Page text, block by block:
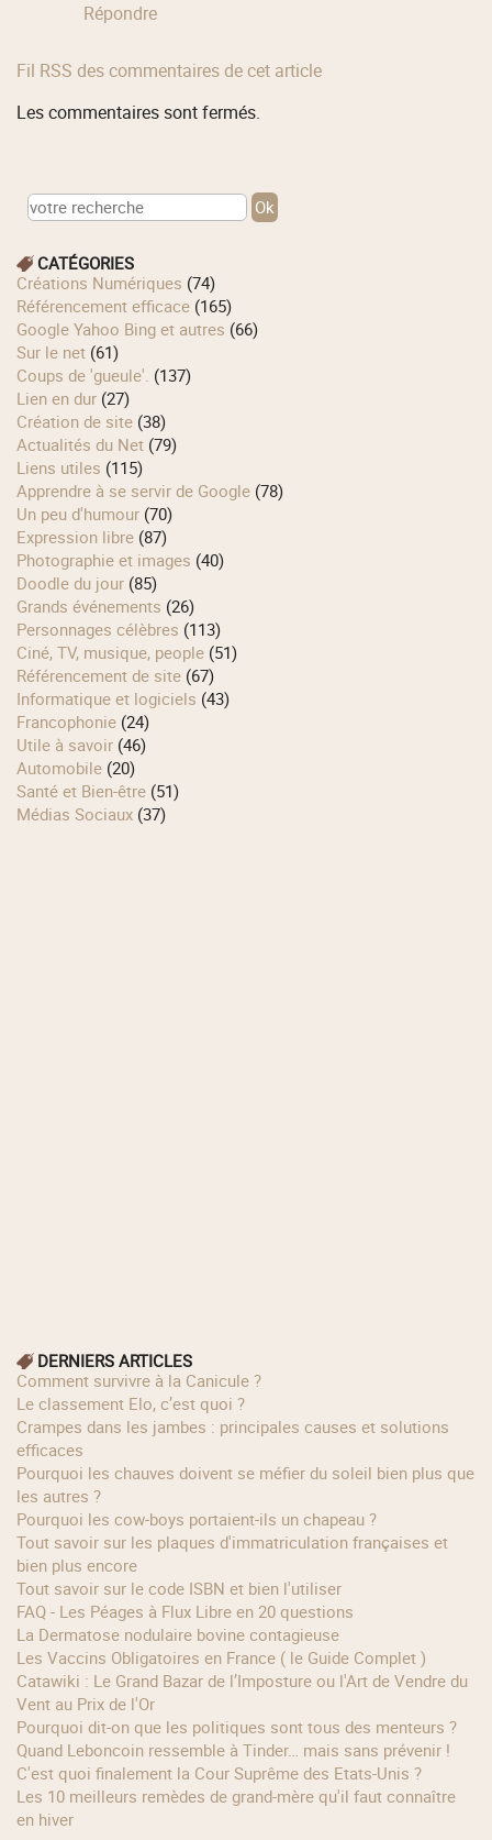
Répondre
Fil RSS des commentaires de cet article
Les commentaires sont fermés.
CATÉGORIES
Créations Numériques (74)
Référencement efficace (165)
Google Yahoo Bing et autres (66)
Sur le net (61)
Coups de 'gueule'. (137)
Lien en dur (27)
Création de site (38)
Actualités du Net (79)
Liens utiles (115)
Apprendre à se servir de Google (78)
Un peu d'humour (70)
Expression libre (87)
Photographie et images (40)
Doodle du jour (85)
Grands événements (26)
Personnages célèbres (113)
Ciné, TV, musique, people (51)
Référencement de site (67)
Informatique et logiciels (43)
Francophonie (24)
Utile à savoir (46)
Automobile (20)
Santé et Bien-être (51)
Médias Sociaux (37)
DERNIERS ARTICLES
Comment survivre à la Canicule ?
Le classement Elo, c’est quoi ?
Crampes dans les jambes : principales causes et solutions
efficaces
Pourquoi les chauves doivent se méfier du soleil bien plus que
les autres ?
Pourquoi les cow‑boys portaient‑ils un chapeau ?
Tout savoir sur les plaques d'immatriculation françaises et
bien plus encore
Tout savoir sur le code ISBN et bien l'utiliser
FAQ - Les Péages à Flux Libre en 20 questions
La Dermatose nodulaire bovine contagieuse
Les Vaccins Obligatoires en France ( le Guide Complet )
Catawiki : Le Grand Bazar de l’Imposture ou l'Art de Vendre du
Vent au Prix de l'Or
Pourquoi dit-on que les politiques sont tous des menteurs ?
Quand Leboncoin ressemble à Tinder… mais sans prévenir !
C'est quoi finalement la Cour Suprême des Etats-Unis ?
Les 10 meilleurs remèdes de grand-mère qu'il faut connaître
en hiver